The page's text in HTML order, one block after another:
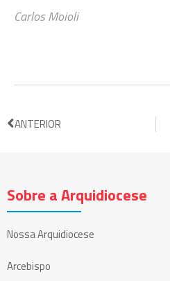
Carlos Moioli
ANTERIOR
Sobre a Arquidiocese
Nossa Arquidiocese
Arcebispo